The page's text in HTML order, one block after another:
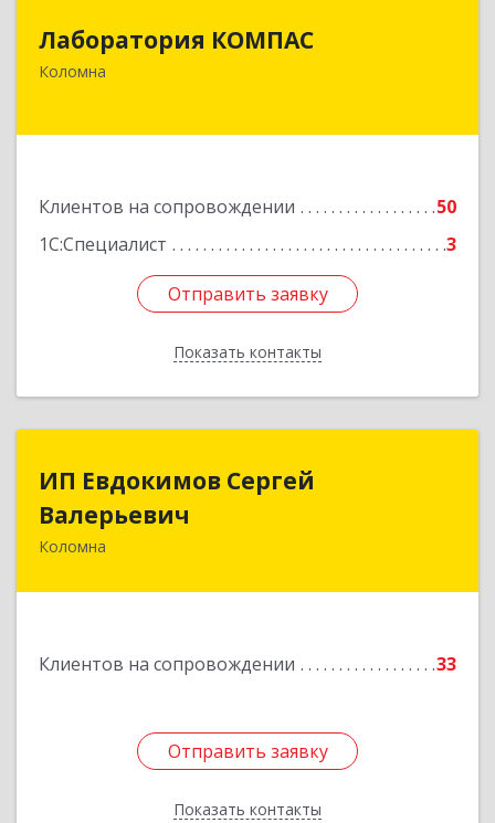
Лаборатория КОМПАС
Коломна
Клиентов на сопровождении
50
1С:Специалист
3
Отправить заявку
Показать контакты
140415, Московская обл, Коломна г, Л.Толстого
Подробнее
Отправить заявку
Назад
ИП Евдокимов Сергей
Валерьевич
Коломна
Клиентов на сопровождении 33
Отправить заявку
Показать контакты
ИП Евдокимов Сергей
Валерьевич
Отправить заявку
Назад